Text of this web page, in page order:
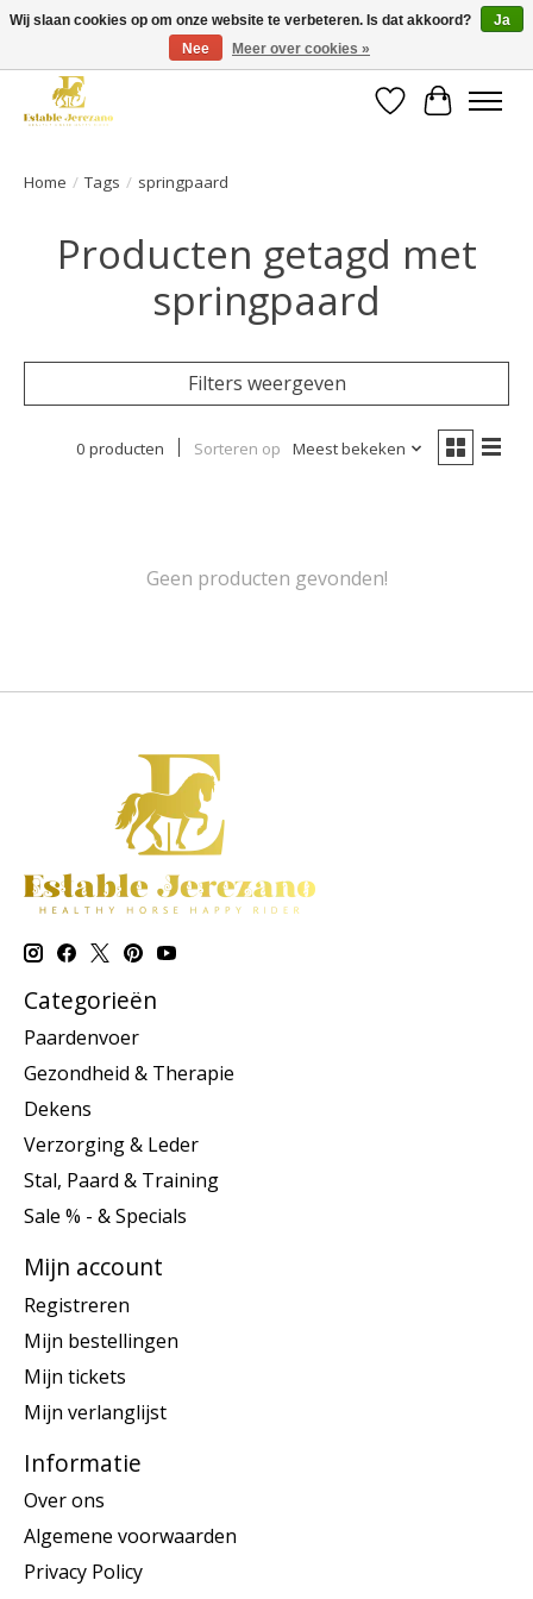
Gratis verzending vanaf €49 op een groot deel van ons assortiment
Verlanglijst
Home / Tags / springpaard
Producten getagd met
springpaard
Filters weergeven
0 producten Sorteren op Meest bekeken
Geen producten gevonden!
Categorieën
Paardenvoer
Gezondheid & Therapie
Dekens
Verzorging & Leder
Stal, Paard & Training
Sale % - & Specials
Mijn account
Registreren
Mijn bestellingen
Mijn tickets
Mijn verlanglijst
Informatie
Over ons
Algemene voorwaarden
Privacy Policy
Wij slaan cookies op om onze website te verbeteren. Is dat akkoord?
Ja
Nee
Meer over cookies »